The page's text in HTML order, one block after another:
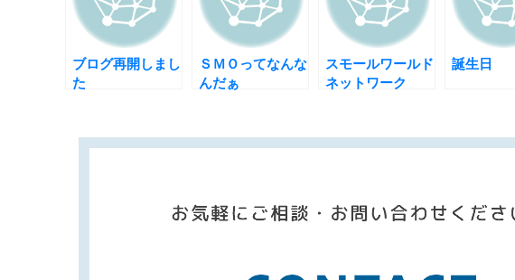
ブログ再開しまし
た
ＳＭＯってなんな
んだぁ
スモールワールド
ネットワーク
誕生日